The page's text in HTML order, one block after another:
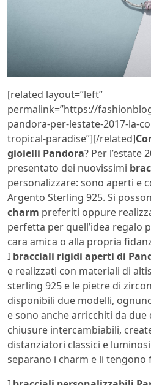
[related layout=”left”
permalink=”https://
pandora-per-lestate-2017-la-
tropical-paradise”][/related]
gioielli Pandora? Per l’estate
presentato dei nuovissimi
personalizzare: sono aperti e
Argento Sterling 925. Si
charm preferiti oppure
perfetta per quell’idea regalo
cara amica o alla propria
I bracciali rigidi aperti di
e realizzati con materiali di
sterling 925 e le pietre di
disponibili due modelli,
e sono anche arricchiti da
chiusure intercambiabili,
distanziatori classici e
separano i charm e li tengono